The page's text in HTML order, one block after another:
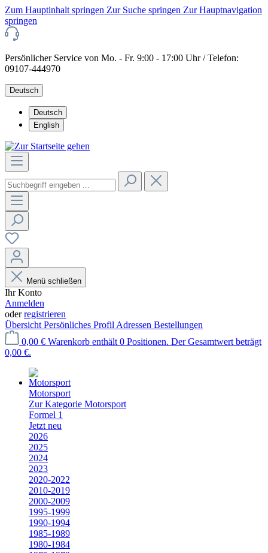
Zum Hauptinhalt springen Zur Suche springen Zur Hauptnavigation
springen
Persönlicher Service von Mo. - Fr. 9:00 - 17:00 Uhr / Telefon:
09107-444970
Deutsch
Deutsch
English
Menü schließen
Ihr Konto
Anmelden
oderregistrieren
Übersicht Persönliches Profil Adressen Bestellungen
0,00 € Warenkorb enthält 0 Positionen. Der Gesamtwert beträgt
0,00 €.
Motorsport
Zur Kategorie Motorsport
Formel 1
Jetzt neu
2026
2025
2024
2023
2020-2022
2010-2019
2000-2009
1995-1999
1990-1994
1985-1989
1980-1984